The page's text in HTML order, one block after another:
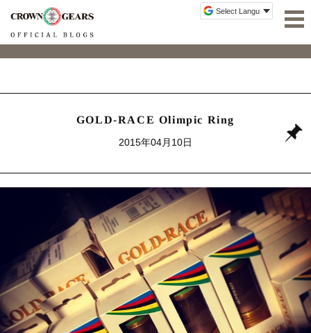
GOLD-RACE Olimpic Ring
2015年04月10日